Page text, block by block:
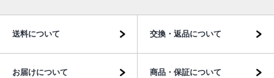
送料について 交換・返品について
お届けについて 商品・保証について